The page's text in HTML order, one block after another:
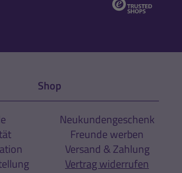
Shop
Neukundengeschenk
Freunde werben
Versand & Zahlung
Vertrag widerrufen